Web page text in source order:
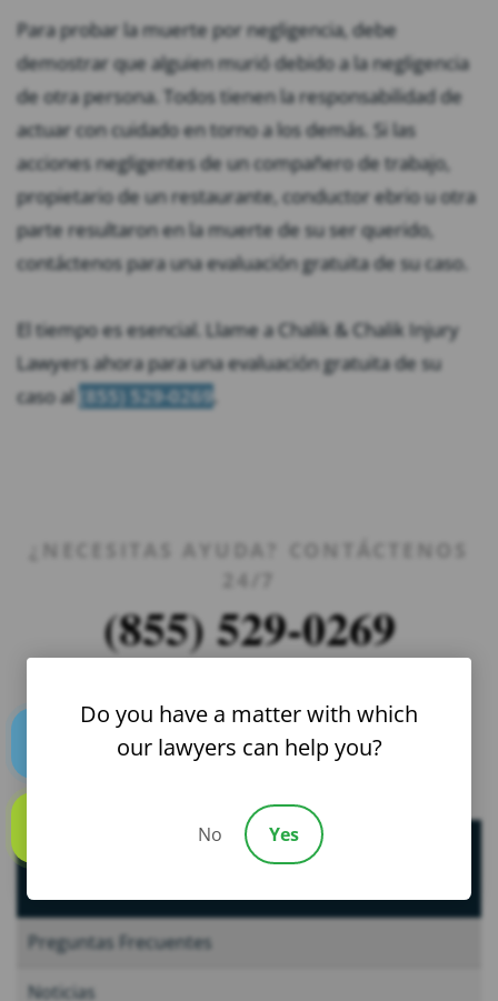
Para probar la muerte por negligencia, debe
demostrar que alguien murió debido a la negligencia
de otra persona. Todos tienen la responsabilidad de
actuar con cuidado en torno a los demás. Si las
acciones negligentes de un compañero de trabajo,
propietario de un restaurante, conductor ebrio u otra
parte resultaron en la muerte de su ser querido,
contáctenos para una evaluación gratuita de su caso.
El tiempo es esencial. Llame a Chalik & Chalik Injury
Lawyers ahora para una evaluación gratuita de su
caso al (855) 529-0269
¿NECESITAS AYUDA? CONTÁCTENOS
24/7
(855) 529-0269
Recursos Útiles
Preguntas Frecuentes
Noticias
Do you have a matter with which
our lawyers can help you?
No Yes